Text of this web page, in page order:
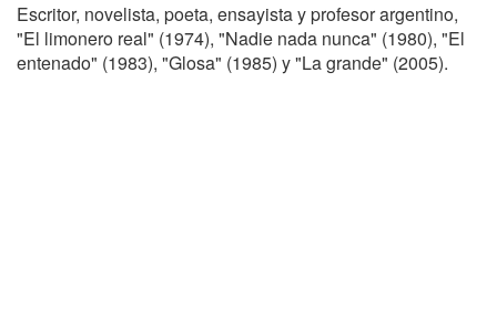
Escritor, novelista, poeta, ensayista y profesor argentino,
"El limonero real" (1974), "Nadie nada nunca" (1980), "El
entenado" (1983), "Glosa" (1985) y "La grande" (2005).